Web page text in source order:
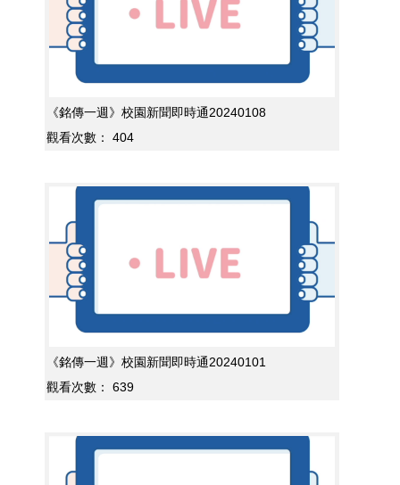
《銘傳一週》校園新聞即時通20240108
觀看次數：
404
《銘傳一週》校園新聞即時通20240101
觀看次數：
639